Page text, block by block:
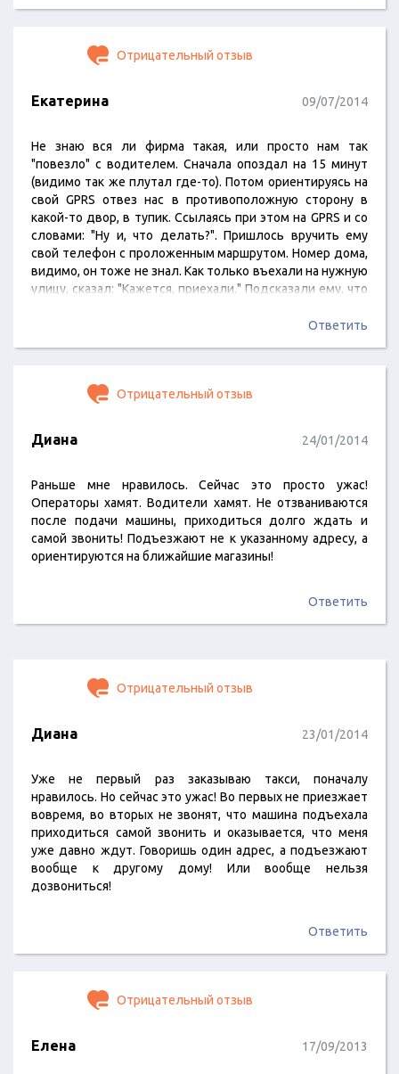
Отрицательный отзыв
Екатерина 09/07/2014
Не знаю вся ли фирма такая, или просто нам так
"повезло" с водителем. Сначала опоздал на 15 минут
(видимо так же плутал где-то). Потом ориентируясь на
свой GPRS отвез нас в противоположную сторону в
какой-то двор, в тупик. Ссылаясь при этом на GPRS и со
словами: "Ну и, что делать?". Пришлось вручить ему
свой телефон с проложенным маршрутом. Номер дома,
видимо, он тоже не знал. Как только въехали на нужную
улицу, сказал: "Кажется, приехали." Подсказали ему, что
дергаясь все время, что нас даже укачало, в общем не
Ответить
Отрицательный отзыв
Диана 24/01/2014
Раньше мне нравилось. Сейчас это просто ужас!
Операторы хамят. Водители хамят. Не отзваниваются
после подачи машины, приходиться долго ждать и
самой звонить! Подъезжают не к указанному адресу, а
ориентируются на ближайшие магазины!
Ответить
Отрицательный отзыв
Диана 23/01/2014
Уже не первый раз заказываю такси, поначалу
нравилось. Но сейчас это ужас! Во первых не приезжает
вовремя, во вторых не звонят, что машина подъехала
приходиться самой звонить и оказывается, что меня
уже давно ждут. Говоришь один адрес, а подъезжают
вообще к другому дому! Или вообще нельзя
дозвониться!
Ответить
Отрицательный отзыв
Елена 17/09/2013